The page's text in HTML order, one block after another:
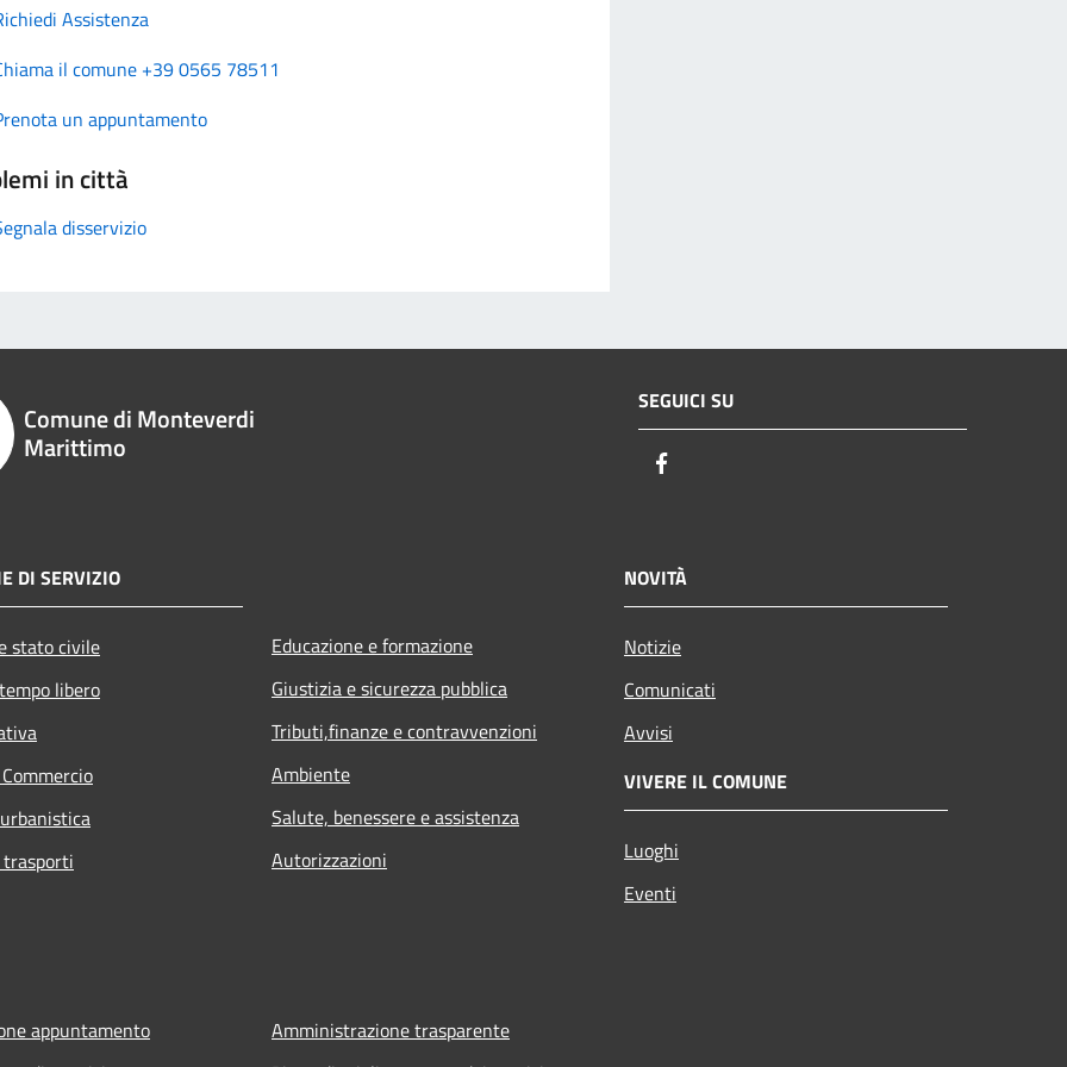
Assistenza
il comune +39 0565 78511
un appuntamento
in città
disservizio
Comune di Monteverdi
Marittimo
SEGUICI SU
DI SERVIZIO
stato civile
libero
Educazione e formazione
Giustizia e sicurezza pubblica
Tributi,finanze e contravvenzioni
Ambiente
Salute, benessere e assistenza
Autorizzazioni
NOVITÀ
Notizie
Comunicati
Avvisi
VIVERE IL COMUNE
Luoghi
Eventi
appuntamento
Amministrazione trasparente